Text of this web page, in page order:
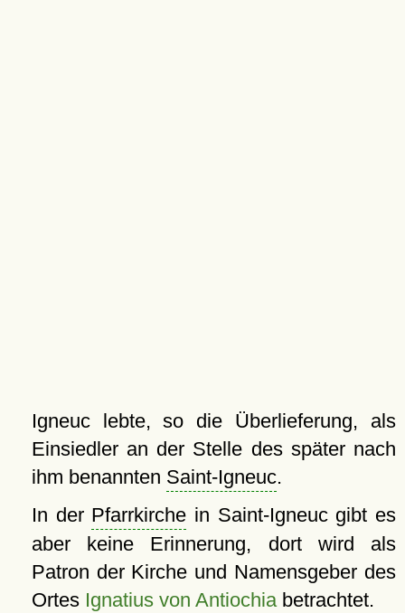
Igneuc lebte, so die Überlieferung, als
Einsiedler an der Stelle des später nach
ihm benannten Saint-Igneuc.
In der Pfarrkirche in Saint-Igneuc gibt es
aber keine Erinnerung, dort wird als
Patron der Kirche und Namensgeber des
Ortes Ignatius von Antiochiabetrachtet.